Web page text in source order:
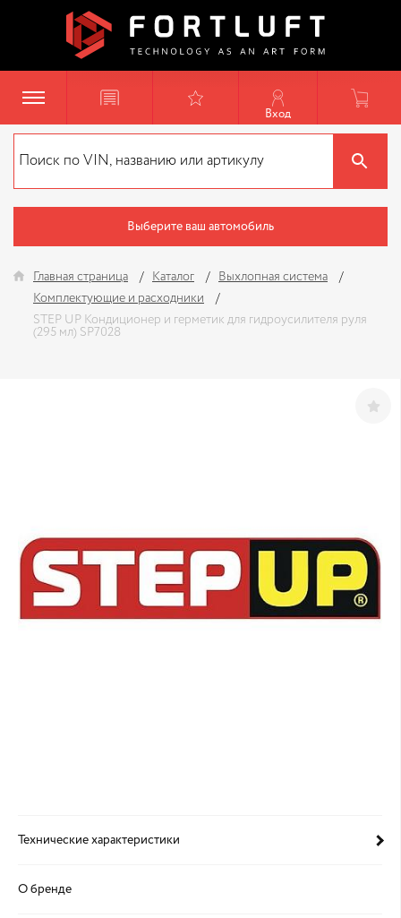
Вход
Выберите ваш автомобиль
Главная страница Каталог
Выхлопная система
Комплектующие и расходники
STEP UP Кондиционер и герметик для гидроусилителя руля
(295 мл) SP7028
Технические характеристики
О бренде